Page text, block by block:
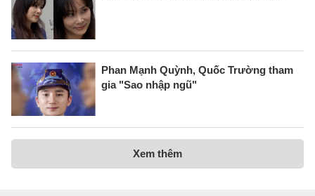
Phan Mạnh Quỳnh, Quốc Trường tham
gia "Sao nhập ngũ"
Xem thêm